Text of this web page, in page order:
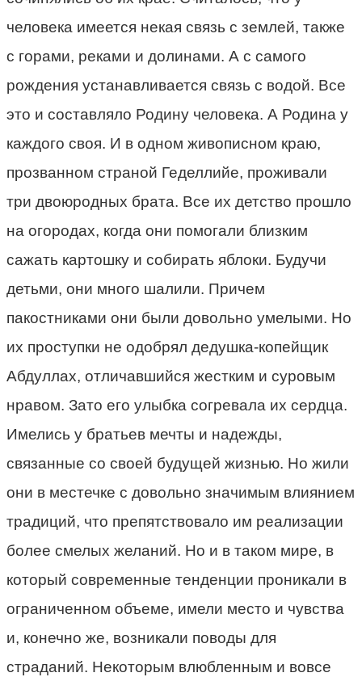
человека имеется некая связь с землей, также
с горами, реками и долинами. А с самого
рождения устанавливается связь с водой. Все
это и составляло Родину человека. А Родина у
каждого своя. И в одном живописном краю,
прозванном страной Геделлийе, проживали
три двоюродных брата. Все их детство прошло
на огородах, когда они помогали близким
сажать картошку и собирать яблоки. Будучи
детьми, они много шалили. Причем
пакостниками они были довольно умелыми. Но
их проступки не одобрял дедушка-копейщик
Абдуллах, отличавшийся жестким и суровым
нравом. Зато его улыбка согревала их сердца.
Имелись у братьев мечты и надежды,
связанные со своей будущей жизнью. Но жили
они в местечке с довольно значимым влиянием
традиций, что препятствовало им реализации
более смелых желаний. Но и в таком мире, в
который современные тенденции проникали в
ограниченном объеме, имели место и чувства
и, конечно же, возникали поводы для
страданий. Некоторым влюбленным и вовсе